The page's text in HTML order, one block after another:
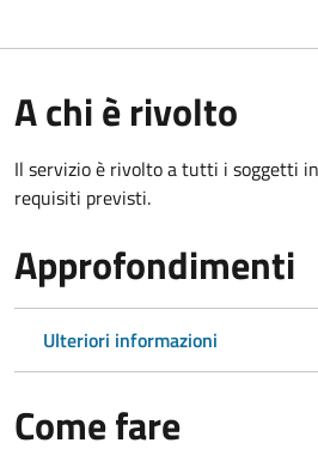
A chi è rivolto
Il servizio è rivolto a tutti i soggetti
requisiti previsti.
Approfondimenti
Ulteriori informazioni
Come fare